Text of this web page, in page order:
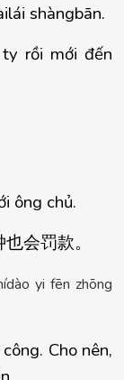
shàngbān.
rồi mới đến
ông chủ.
也会罚款。
ídào yi fēn zhōng
Cho nên,